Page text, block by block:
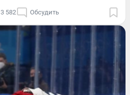
3 582 Обсудить